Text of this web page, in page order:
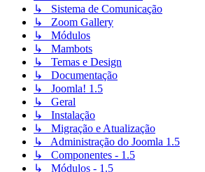
↳ Sistema de Comunicação
↳ Zoom Gallery
↳ Módulos
↳ Mambots
↳ Temas e Design
↳ Documentação
↳ Joomla! 1.5
↳ Geral
↳ Instalação
↳ Migração e Atualização
↳ Administração do Joomla 1.5
↳ Componentes - 1.5
↳ Módulos - 1.5